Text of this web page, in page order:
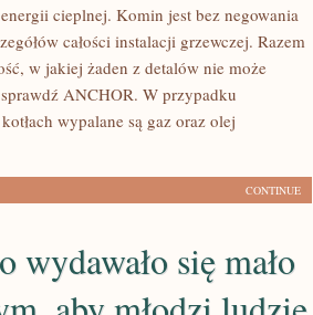
cieplnej. Komin jest bez negowania
całości instalacji grzewczej. Razem
w jakiej żaden z detalów nie może
ANCHOR. W przypadku
wypalane są gaz oraz olej
CONTINUE
wydawało się mało